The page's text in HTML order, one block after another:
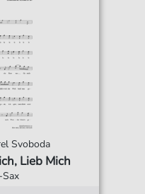
Svoboda
Lieb Mich
Sax